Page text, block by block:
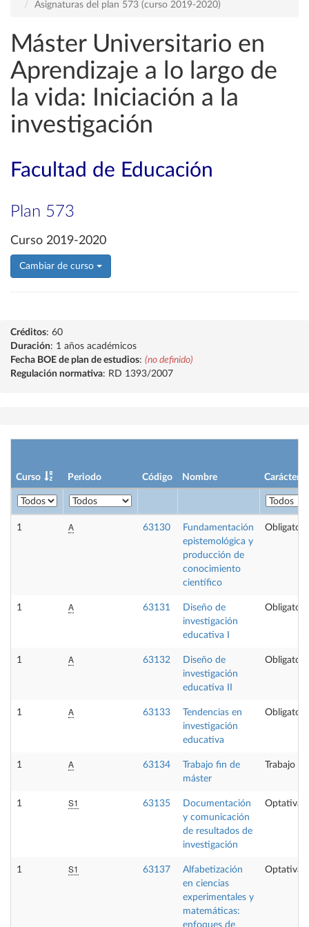
Asignaturas del plan 573 (curso 2019-2020)
Máster Universitario en
Aprendizaje a lo largo de
la vida: Iniciación a la
investigación
Facultad de Educación
Plan 573
Curso 2019-2020
Cambiar de curso
Créditos: 60
Duración: 1 años académicos
Fecha BOE de plan de estudios: (no definido)
Regulación normativa: RD 1393/2007
Curso Periodo Código Nombre Carácter
1 A 63130
Fundamentación
epistemológica y
producción de
conocimiento
científico
1 A 63131
Diseño de
investigación
educativa I
1 A 63132
Diseño de
investigación
educativa II
1 A 63133
Tendencias en
investigación
educativa
1 A 63134
Trabajo fin de
máster
Trabajo
1 S1 63135
Documentación
y comunicación
de resultados de
investigación
Optativa
1 S1 63137
Alfabetización
en ciencias
experimentales y
matemáticas:
enfoques de
Optativa